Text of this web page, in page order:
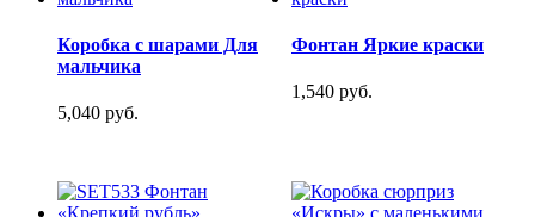
Коробка с шарами Для
мальчика
5,040 руб.
Фонтан Яркие краски
1,540 руб.